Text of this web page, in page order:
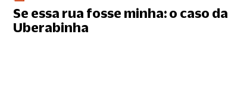
Se essa rua fosse minha: o caso da
Uberabinha